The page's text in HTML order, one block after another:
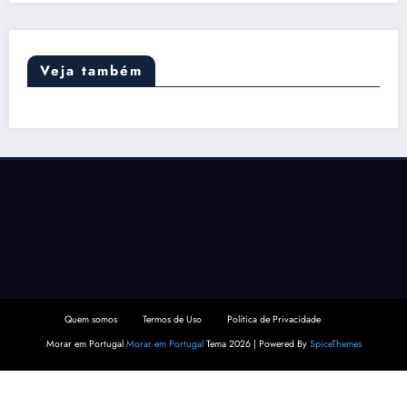
Veja também
Quem somos Termos de Uso
Política de Privacidade
Morar em Portugal Morar em PortugalTema 2026 | Powered By SpiceThemes